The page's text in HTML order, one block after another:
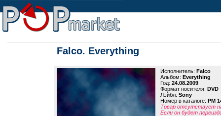
Falco. Everything
Исполнитель: Falco
Альбом: Everything
Год: 24.08.2009
Формат носителя: DVD
Лэйбл: Sony
Номер в каталоге: PM
Товар отсутствует
Если он будет